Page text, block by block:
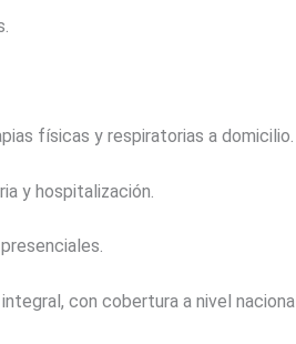
físicas y respiratorias a domicilio.
y hospitalización.
con cobertura a nivel